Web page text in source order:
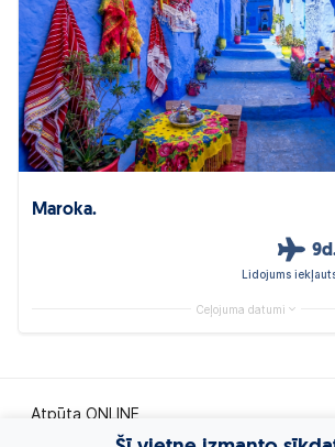
Maroka.
Lidojums
Ceļojuma datumi
Atpūta ONLINE